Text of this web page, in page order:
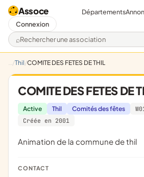
Assoce
Rechercher une association
Départements
Connexion
Thil COMITE DES FETES DE THIL
COMITE DES FETES DE
Active Thil Comités des fêtes
Créée en 2001
animation de la commune de thil
CONTACT